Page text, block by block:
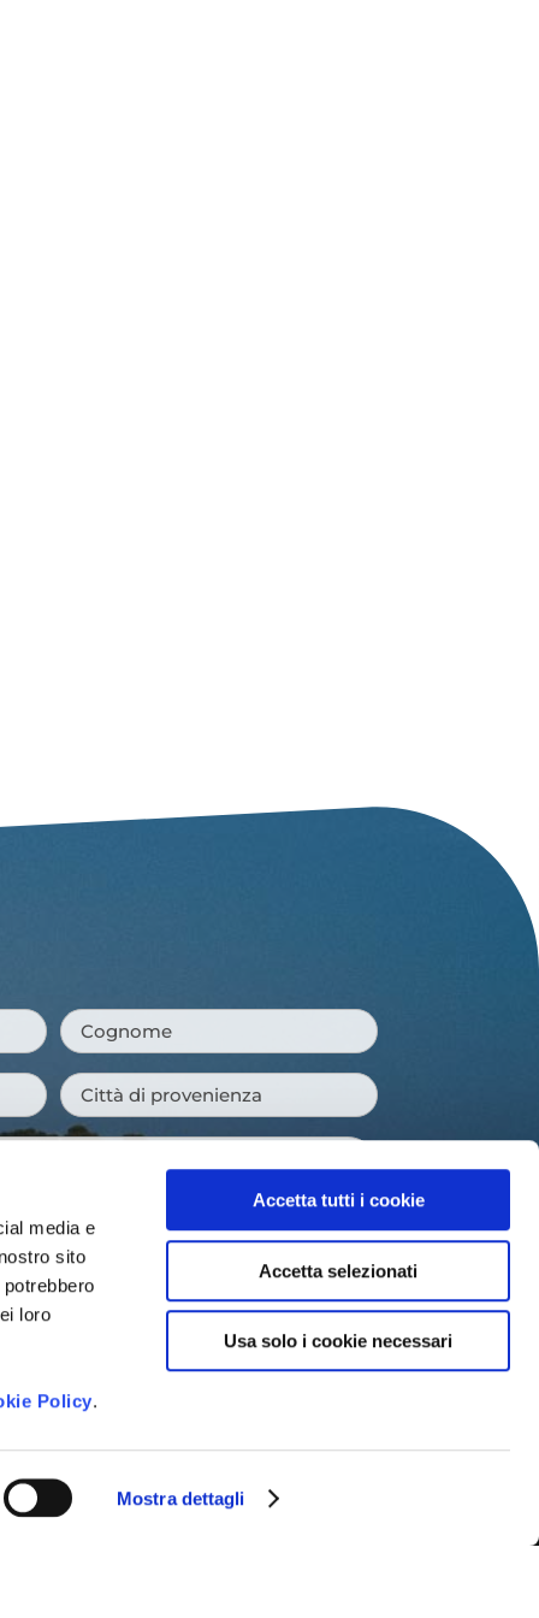
media e
sito
loro
Policy.
Mostra dettagli
Accetta tutti i cookie
Accetta selezionati
Usa solo i cookie necessari
Cognome *
Città
di
e ricevere le novità della
imperdibili e suggerimenti per